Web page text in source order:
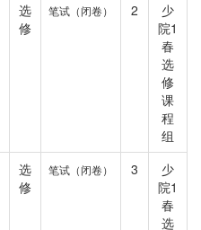
选
修
笔试（闭卷） 2
少
院1
春
选
修
课
程
组
选
修
笔试（闭卷） 3
少
院1
春
选